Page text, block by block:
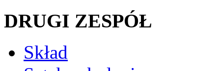
DRUGI ZESPÓŁ
Skład